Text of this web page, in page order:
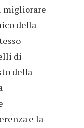
migliorare
della
di
della
e la